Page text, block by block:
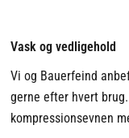
Vask og vedligehold
Vi og Bauerfeind
gerne efter hvert
kompressionsevnen